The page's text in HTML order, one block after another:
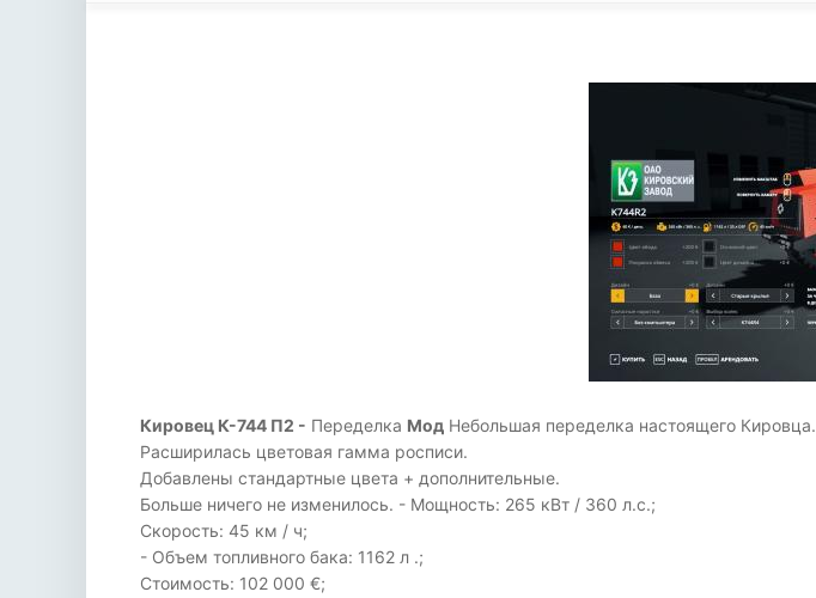
Кировец К-744 П2 - Переделка Мод Небольшая переделка настоящего Кировца.
Расширилась цветовая гамма росписи.
Добавлены стандартные цвета + дополнительные.
Больше ничего не изменилось. - Мощность: 265 кВт / 360 л.с.;
Скорость: 45 км / ч;
- Объем топливного бака: 1162 л .;
Стоимость: 102 000 €;